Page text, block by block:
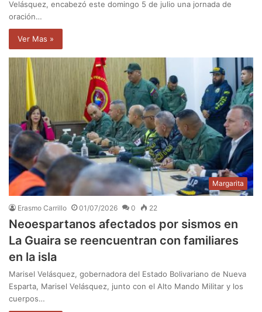
Velásquez, encabezó este domingo 5 de julio una jornada de
oración…
Ver Mas »
Margarita
Erasmo Carrillo 01/07/2026 0 22
Neoespartanos afectados por sismos en
La Guaira se reencuentran con familiares
en la isla
Marisel Velásquez, gobernadora del Estado Bolivariano de Nueva
Esparta, Marisel Velásquez, junto con el Alto Mando Militar y los
cuerpos…